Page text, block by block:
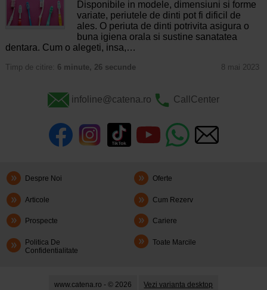
Disponibile in modele, dimensiuni si forme
variate, periutele de dinti pot fi dificil de
ales. O periuta de dinti potrivita asigura o
buna igiena orala si sustine sanatatea
dentara. Cum o alegeti, insa,…
Timp de citire: 6 minute, 26 secunde 8 mai 2023
infoline@catena.ro CallCenter
Despre Noi Oferte
Articole Cum Rezerv
Prospecte Cariere
Politica De
Confidentialitate
Toate Marcile
www.catena.ro - © 2026 Vezi varianta desktop